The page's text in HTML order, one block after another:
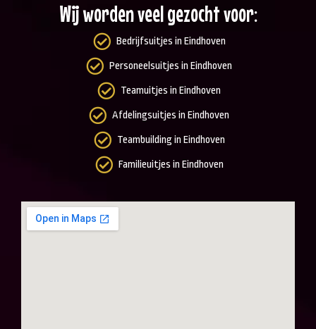
Wij worden veel gezocht voor:
Bedrijfsuitjes in Eindhoven
Personeelsuitjes in Eindhoven
Teamuitjes in Eindhoven
Afdelingsuitjes in Eindhoven
Teambuilding in Eindhoven
Familieuitjes in Eindhoven